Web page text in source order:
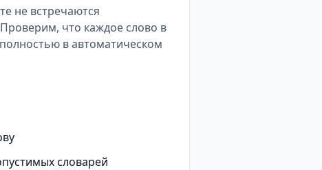
не встречаются
что каждое слово в
в автоматическом
словарей